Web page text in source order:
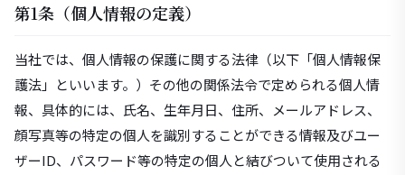
第1条（個人情報の定義）
当社では、個人情報の保護に関する法律（以下「個人情報保
護法」といいます。）その他の関係法令で定められる個人情
報、具体的には、氏名、生年月日、住所、メールアドレス、
顔写真等の特定の個人を識別することができる情報及びユー
ザーID、パスワード等の特定の個人と結びついて使用される